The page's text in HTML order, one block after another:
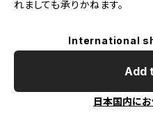
れましても承りかねます。
International
Add
日本国内に